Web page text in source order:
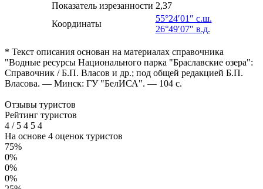
Показатель изрезанности 2,37
Координаты
55°24′01″ с.ш.
26°49′07″ в.д.
* Текст описания основан на материалах справочника
"Водные ресурсы Национального парка "Браславские озера":
Справочник / Б.П. Власов и др.; под общей редакцией Б.П.
Власова. — Минск: ГУ "БелИСА". — 104 с.
Отзывы туристов
Рейтинг туристов
4 /5 4 5 4
На основе 4 оценок туристов
75%
0%
0%
0%